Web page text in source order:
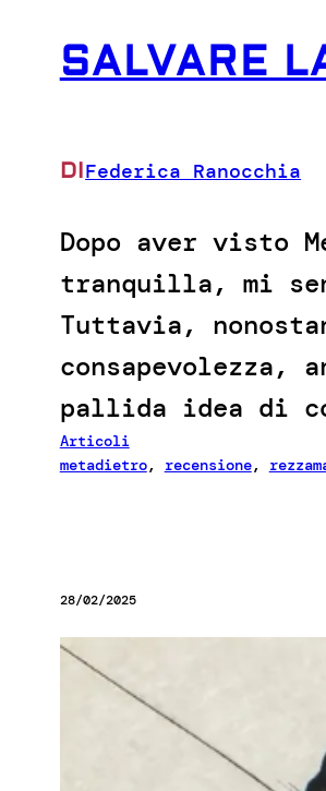
SALVARE
DIFederica Ranocchia
Dopo aver visto
tranquilla, mi
Tuttavia,
pallida idea di
Articoli
metadietro, recensione,
28/02/2025